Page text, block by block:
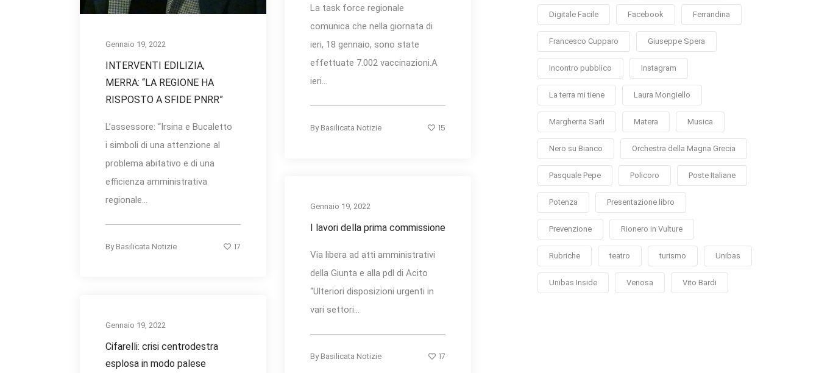
Gennaio 19, 2022
INTERVENTI EDILIZIA,
MERRA: “LA REGIONE HA
RISPOSTO A SFIDE PNRR”
L’assessore: “Irsina e Bucaletto
i simboli di una attenzione al
problema abitativo e di una
efficienza amministrativa
regionale...
By Basilicata Notizie 17
La task force regionale
comunica che nella giornata di
ieri, 18 gennaio, sono state
effettuate 7.002 vaccinazioni.A
ieri...
By Basilicata Notizie 15
Gennaio 19, 2022
I lavori della prima commissione
Via libera ad atti amministrativi
della Giunta e alla pdl di Acito
“Ulteriori disposizioni urgenti in
vari settori...
By Basilicata Notizie 17
Gennaio 19, 2022
Cifarelli: crisi centrodestra
esplosa in modo palese
Digitale Facile Facebook Ferrandina
Francesco Cupparo Giuseppe Spera
Incontro pubblico Instagram
La terra mi tiene Laura Mongiello
Margherita Sarli Matera Musica
Nero su Bianco Orchestra della Magna Grecia
Pasquale Pepe Policoro Poste Italiane
Potenza Presentazione libro
Prevenzione Rionero in Vulture
Rubriche teatro turismo Unibas
Unibas Inside Venosa Vito Bardi